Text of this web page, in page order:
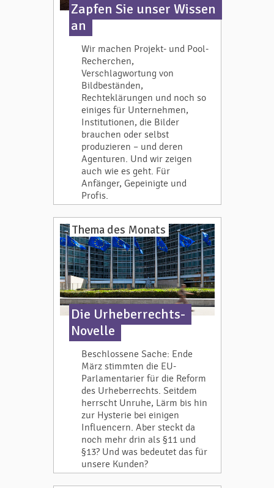
Zapfen Sie unser Wissen
an
Wir machen Projekt- und Pool-
Recherchen,
Verschlagwortung von
Bildbeständen,
Rechteklärungen und noch so
einiges für Unternehmen,
Institutionen, die Bilder
brauchen oder selbst
produzieren – und deren
Agenturen. Und wir zeigen
auch wie es geht. Für
Anfänger, Gepeinigte und
Profis.
Thema des Monats
Die Urheberrechts-
Novelle
Beschlossene Sache: Ende
März stimmten die EU-
Parlamentarier für die Reform
des Urheberrechts. Seitdem
herrscht Unruhe, Lärm bis hin
zur Hysterie bei einigen
Influencern. Aber steckt da
noch mehr drin als §11 und
§13? Und was bedeutet das für
unsere Kunden?